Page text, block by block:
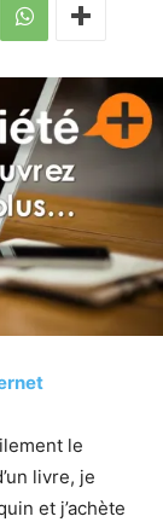
le
livre, je
et j’achète